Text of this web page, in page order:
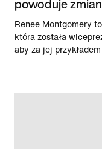
powoduje
Renee Montgomery
która została
aby za jej